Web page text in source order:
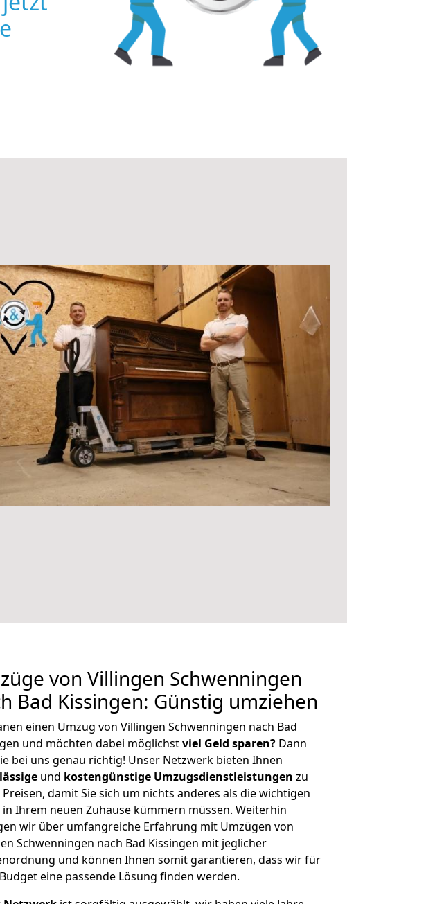
von Villingen Schwenningen
Bad Kissingen: Günstig umziehen
einen Umzug von Villingen Schwenningen nach Bad
und möchten dabei möglichstviel Geld sparen? Dann
bei uns genau richtig! Unser Netzwerk bieten Ihnen
und kostengünstige Umzugsdienstleistungen zu
damit Sie sich um nichts anderes als die wichtigen
in Ihrem neuen Zuhause kümmern müssen. Weiterhin
wir über umfangreiche Erfahrung mit Umzügen von
Schwenningen nach Bad Kissingen mit jeglicher
und können Ihnen somit garantieren, dass wir für
eine passende Lösung finden werden.